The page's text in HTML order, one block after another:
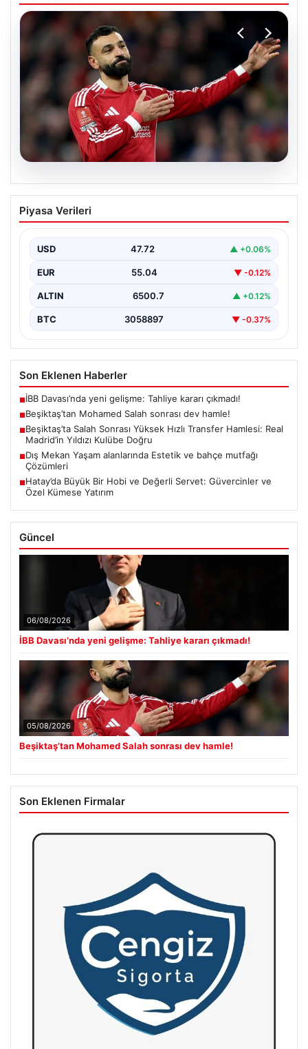
05.08.2026
Beşiktaş’tan Mohamed Salah sonrası
dev hamle!
Piyasa Verileri
USD 47.72 ▲ +0.06%
EUR 55.04 ▼ -0.12%
ALTIN 6500.7 ▲ +0.12%
BTC 3058897 ▼ -0.37%
Son Eklenen Haberler
■İBB Davası’nda yeni gelişme: Tahliye kararı çıkmadı!
■Beşiktaş’tan Mohamed Salah sonrası dev hamle!
■Beşiktaş’ta Salah Sonrası Yüksek Hızlı Transfer Hamlesi: Real
Madrid’in Yıldızı Kulübe Doğru
■Dış Mekan Yaşam alanlarında Estetik ve bahçe mutfağı
Çözümleri
■Hatay’da Büyük Bir Hobi ve Değerli Servet: Güvercinler ve
Özel Kümese Yatırım
Güncel
06/08/2026
İBB Davası’nda yeni gelişme: Tahliye kararı çıkmadı!
05/08/2026
Beşiktaş’tan Mohamed Salah sonrası dev hamle!
Son Eklenen Firmalar